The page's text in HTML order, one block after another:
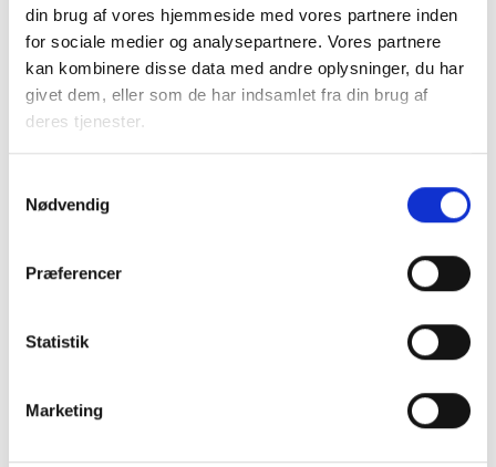
din brug af vores hjemmeside med vores partnere inden
for sociale medier og analysepartnere. Vores partnere
kan kombinere disse data med andre oplysninger, du har
givet dem, eller som de har indsamlet fra din brug af
deres tjenester.
Nødvendig
Præferencer
Statistik
Marketing
06. OKTOBER 2026
3., 7. og 8. kreds - Forsamlingshusmøde -
Kolding
Mødet er for inviterede kredsrepræsentanter og
Kolding